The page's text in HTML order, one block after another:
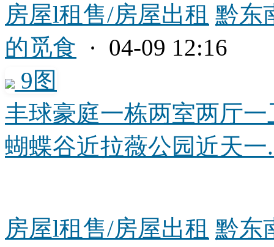
房屋l租售/房屋出租 黔东
的觅食
· 04-09 12:16
9图
丰球豪庭一栋两室两厅
蝴蝶谷近拉薇公园近天一
房屋l租售/房屋出租 黔东